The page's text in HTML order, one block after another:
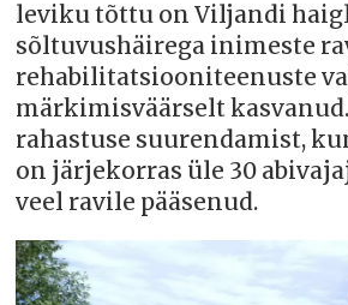
leviku tõttu on Viljandi
sõltuvushäirega inimeste
rehabilitatsiooniteenuste
märkimisväärselt
rahastuse suurendamist,
on järjekorras üle 30
veel ravile pääsenud.